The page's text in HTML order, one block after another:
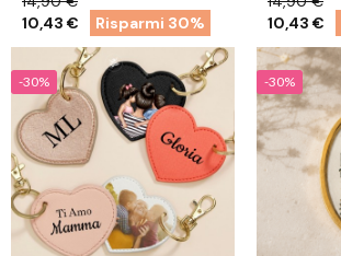
10,43 €
Risparmi 30%
10,43 €
-30% -30%